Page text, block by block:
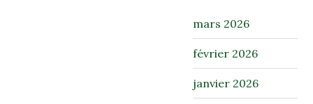
mars 2026
février 2026
janvier 2026